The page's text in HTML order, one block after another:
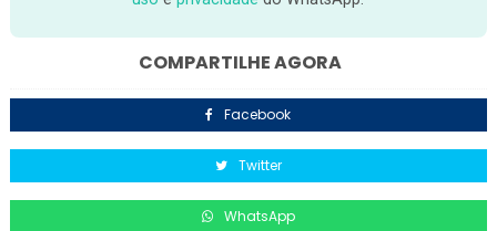
COMPARTILHE AGORA
Facebook
Twitter
WhatsApp